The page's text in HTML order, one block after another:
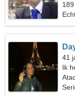
41
Ik